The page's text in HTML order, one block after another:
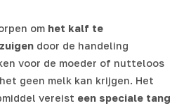
om het kalf te
door de handeling
voor de moeder of nutteloos
geen melk kan krijgen. Het
vereist een speciale tang